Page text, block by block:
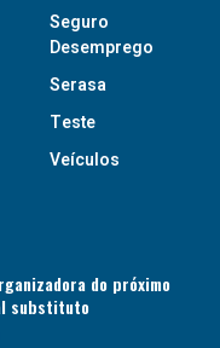
Seguro
Desemprego
Serasa
Teste
Veículos
do próximo
substituto